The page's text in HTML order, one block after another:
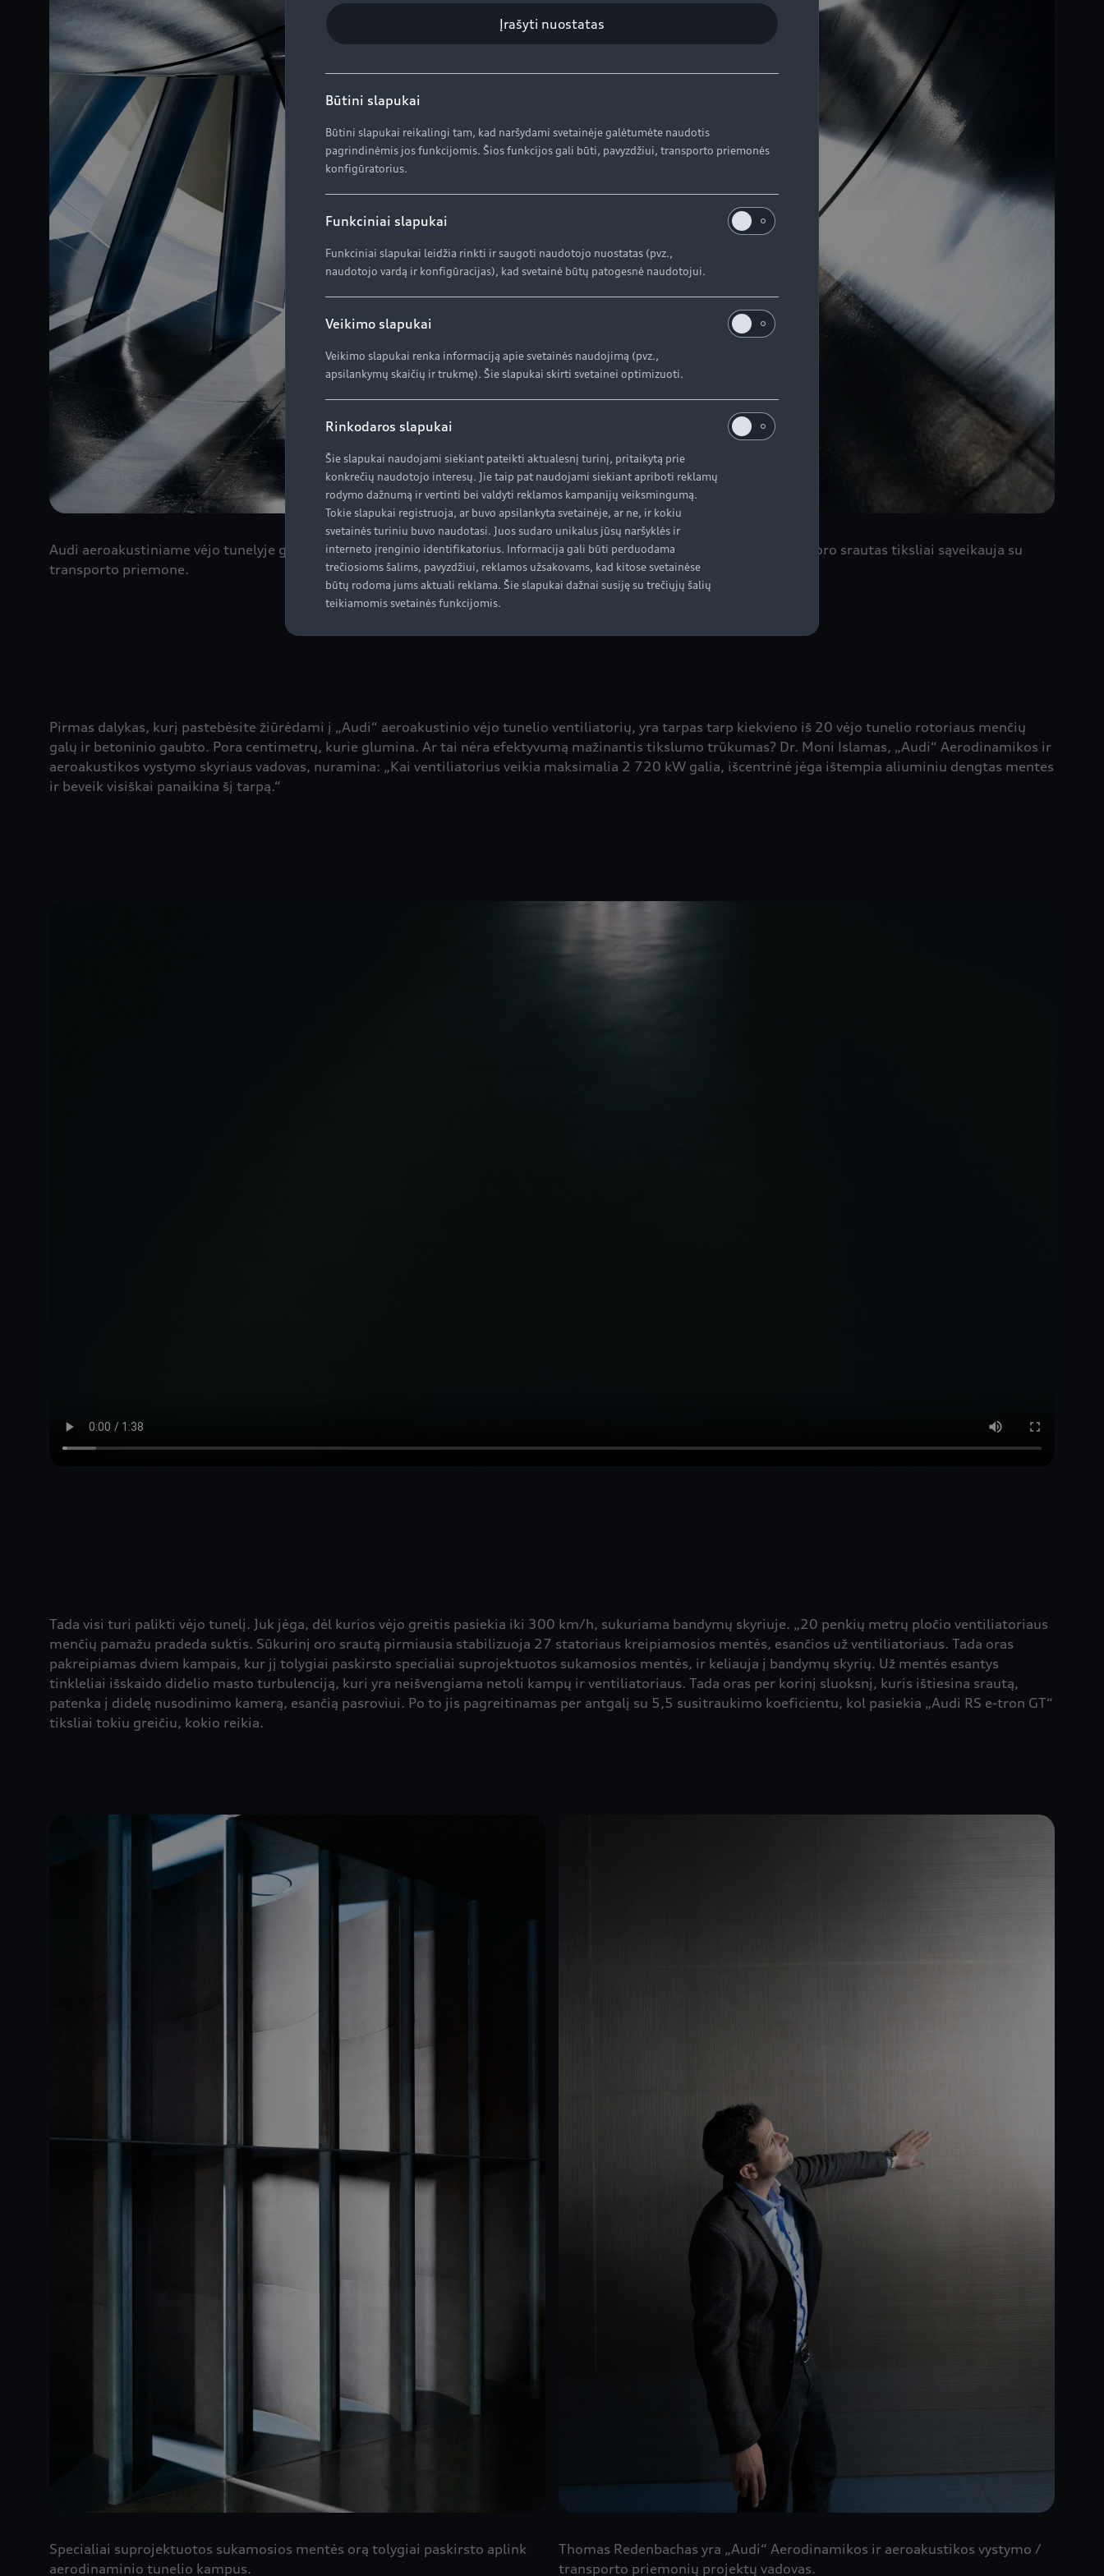
Įrašyti nuostatas
Būtini slapukai
Būtini slapukai reikalingi tam, kad naršydami svetainėje galėtumėte naudotis
pagrindinėmis jos funkcijomis. Šios funkcijos gali būti, pavyzdžiui, transporto priemonės
konfigūratorius.
Funkciniai slapukai
Funkciniai slapukai leidžia rinkti ir saugoti naudotojo nuostatas (pvz.,
naudotojo vardą ir konfigūracijas), kad svetainė būtų patogesnė naudotojui.
Veikimo slapukai
Veikimo slapukai renka informaciją apie svetainės naudojimą (pvz.,
apsilankymų skaičių ir trukmę). Šie slapukai skirti svetainei optimizuoti.
Rinkodaros slapukai
Šie slapukai naudojami siekiant pateikti aktualesnį turinį, pritaikytą prie
konkrečių naudotojo interesų. Jie taip pat naudojami siekiant apriboti reklamų
rodymo dažnumą ir vertinti bei valdyti reklamos kampanijų veiksmingumą.
Tokie slapukai registruoja, ar buvo apsilankyta svetainėje, ar ne, ir kokiu
svetainės turiniu buvo naudotasi. Juos sudaro unikalus jūsų naršyklės ir
interneto įrenginio identifikatorius. Informacija gali būti perduodama
trečiosioms šalims, pavyzdžiui, reklamos užsakovams, kad kitose svetainėse
būtų rodoma jums aktuali reklama. Šie slapukai dažnai susiję su trečiųjų šalių
teikiamomis svetainės funkcijomis.
Audi aeroakustiniame vėjo tunelyje galima išvystyti iki 300 km/h greitį. Tikslius rezultatus galima pasiekti tik tada, kai oro srautas tiksliai sąveikauja su
transporto priemone.
Pirmas dalykas, kurį pastebėsite žiūrėdami į „Audi“ aeroakustinio vėjo tunelio ventiliatorių, yra tarpas tarp kiekvieno iš 20 vėjo tunelio rotoriaus menčių
galų ir betoninio gaubto. Pora centimetrų, kurie glumina. Ar tai nėra efektyvumą mažinantis tikslumo trūkumas? Dr. Moni Islamas, „Audi“ Aerodinamikos ir
aeroakustikos vystymo skyriaus vadovas, nuramina: „Kai ventiliatorius veikia maksimalia 2 720 kW galia, išcentrinė jėga ištempia aliuminiu dengtas mentes
ir beveik visiškai panaikina šį tarpą.“
Tada visi turi palikti vėjo tunelį. Juk jėga, dėl kurios vėjo greitis pasiekia iki 300 km/h, sukuriama bandymų skyriuje. „20 penkių metrų pločio ventiliatoriaus
menčių pamažu pradeda suktis. Sūkurinį oro srautą pirmiausia stabilizuoja 27 statoriaus kreipiamosios mentės, esančios už ventiliatoriaus. Tada oras
pakreipiamas dviem kampais, kur jį tolygiai paskirsto specialiai suprojektuotos sukamosios mentės, ir keliauja į bandymų skyrių. Už mentės esantys
tinkleliai išskaido didelio masto turbulenciją, kuri yra neišvengiama netoli kampų ir ventiliatoriaus. Tada oras per korinį sluoksnį, kuris ištiesina srautą,
patenka į didelę nusodinimo kamerą, esančią pasroviui. Po to jis pagreitinamas per antgalį su 5,5 susitraukimo koeficientu, kol pasiekia „Audi RS e-tron GT“
tiksliai tokiu greičiu, kokio reikia.
Specialiai suprojektuotos sukamosios mentės orą tolygiai paskirsto aplink
aerodinaminio tunelio kampus.
Thomas Redenbachas yra „Audi“ Aerodinamikos ir aeroakustikos vystymo /
transporto priemonių projektų vadovas.